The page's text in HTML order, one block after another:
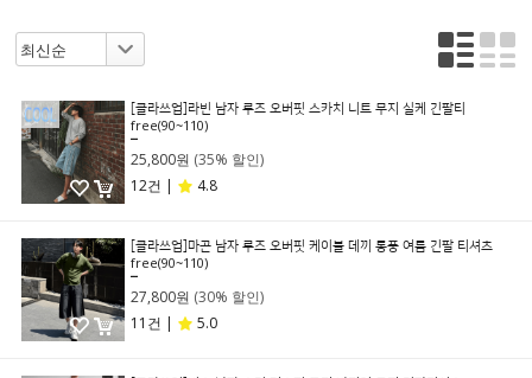
[클라쓰업]라빈 남자 루즈 오버핏 스카치 니트 무지 실케 긴팔티
free(90~110)
25,800원 (35% 할인)
12건 |
4.8
[클라쓰업]마곤 남자 루즈 오버핏 케이블 데끼 통풍 여름 긴팔 티셔츠
free(90~110)
27,800원 (30% 할인)
11건 |
5.0